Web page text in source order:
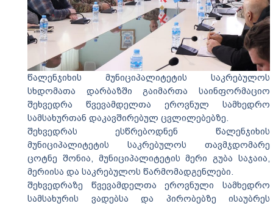
წალენჯიხის მუნიციპალიტეტის საკრებულოს
სხდომათა დარბაზში გაიმართა საინფორმაციო
შეხვედრა წვევამდელთა ეროვნულ სამხედრო
სამსახურთან დაკავშირებულ ცვლილებებზე.
შეხვედრას ესწრებოდნენ წალენჯიხის
მუნიციპალიტეტის საკრებულოს თავმჯდომარე
ცოტნე შონია, მუნიციპალიტეტის მერი გუბა საჯაია,
მერიისა და საკრებულოს წარმომადგენლები.
შეხვედრაზე წვევამდელთა ეროვნული სამხედრო
სამსახურის ვადებსა და პირობებზე ისაუბრეს